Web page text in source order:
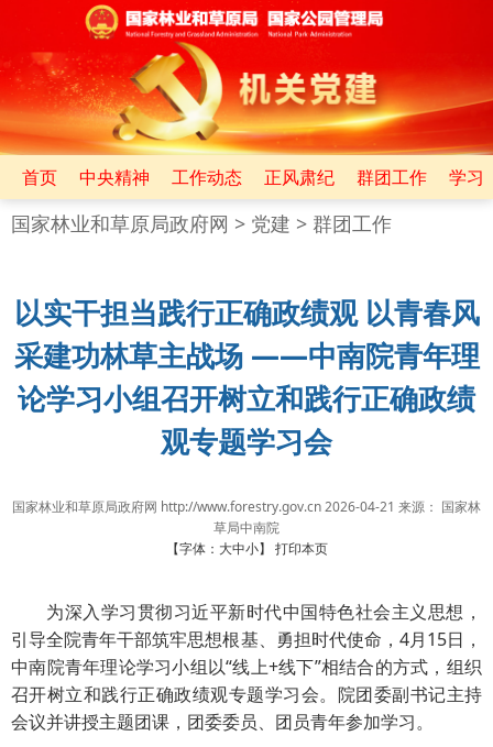
首页 中央精神 工作动态 正风肃纪 群团工作 学习
国家林业和草原局政府网 > 党建 > 群团工作
以实干担当践行正确政绩观 以青春风
采建功林草主战场 ——中南院青年理
论学习小组召开树立和践行正确政绩
观专题学习会
国家林业和草原局政府网 http://www.forestry.gov.cn2026-04-21 来源： 国家林
草局中南院
【字体： 大中小】 打印本页
为深入学习贯彻习近平新时代中国特色社会主义思想，
引导全院青年干部筑牢思想根基、勇担时代使命，4月15日，
中南院青年理论学习小组以“线上+线下”相结合的方式，组织
召开树立和践行正确政绩观专题学习会。院团委副书记主持
会议并讲授主题团课，团委委员、团员青年参加学习。